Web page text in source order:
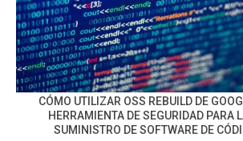
CÓMO UTILIZAR OSS REBUILD DE
HERRAMIENTA DE SEGURIDAD PARA
SUMINISTRO DE SOFTWARE DE